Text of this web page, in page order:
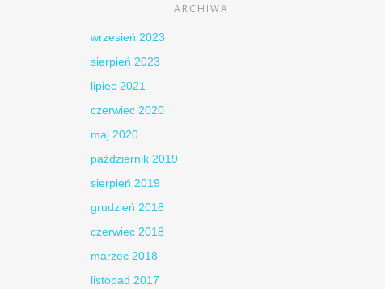
ARCHIWA
wrzesień 2023
sierpień 2023
lipiec 2021
czerwiec 2020
maj 2020
październik 2019
sierpień 2019
grudzień 2018
czerwiec 2018
marzec 2018
listopad 2017